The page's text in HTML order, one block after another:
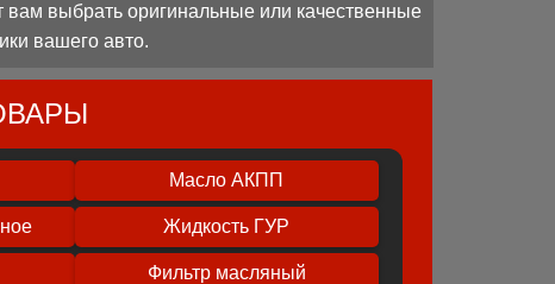
выбрать оригинальные или качественные
вашего авто.
Масло АКПП
Жидкость ГУР
Фильтр масляный